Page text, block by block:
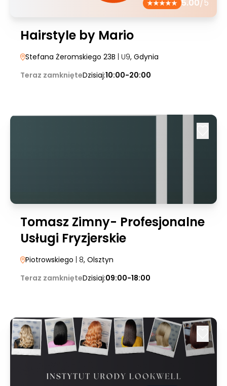
5.00/5
Hairstyle by Mario
Stefana Żeromskiego 23B | U9, Gdynia
Teraz zamknięteDzisiaj:10:00-20:00
Tomasz Zimny- Profesjonalne
Usługi Fryzjerskie
Piotrowskiego | 8, Olsztyn
Teraz zamknięteDzisiaj:09:00-18:00